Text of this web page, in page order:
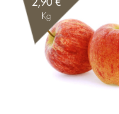
2,90 €
Kg